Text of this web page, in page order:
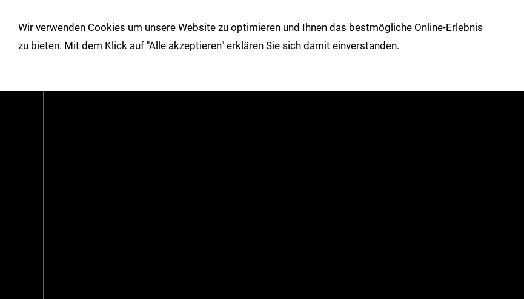
Shop Herbst/Winter Über uns Service Modemarken Warengruppen
Wir verwenden Cookies um unsere Website zu optimieren und Ihnen das bestmögliche Online-Erlebnis
zu bieten. Mit dem Klick auf "Alle akzeptieren" erklären Sie sich damit einverstanden.